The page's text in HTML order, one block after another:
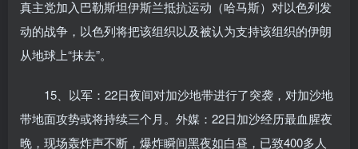
真主党加入巴勒斯坦伊斯兰抵抗运动（哈马斯）对以色列发
动的战争，以色列将把该组织以及被认为支持该组织的伊朗
从地球上“抹去”。
15、以军：22日夜间对加沙地带进行了突袭，对加沙地
带地面攻势或将持续三个月。外媒：22日加沙经历最血腥夜
晚，现场轰炸声不断，爆炸瞬间黑夜如白昼，已致400多人